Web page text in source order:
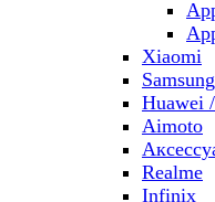
Xiaomi
Samsung
Huawei
Aimoto
Realme
Infinix